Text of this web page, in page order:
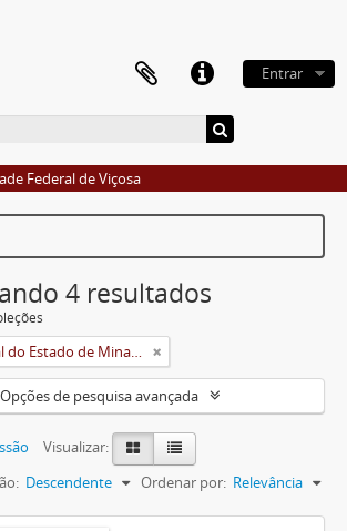
Entrar
Federal de Viçosa
4 resultados
Universidade Rural do Estado de Minas Gerais (Uremg)
Opções de pesquisa avançada
Visualizar:
Ordenar por: Relevância
Descendente